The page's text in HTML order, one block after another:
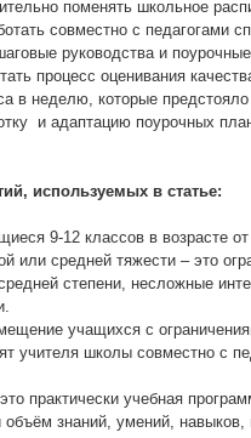
поменять школьное
совместно с педагогами
руководства и
процесс оценивания
в неделю, которые
и адаптацию поурочных
используемых в статье:
9-12 классов в возрасте
или средней тяжести – это
степени, несложные
учащихся с
учителя школы совместно с
практически учебная
объём знаний, умений,